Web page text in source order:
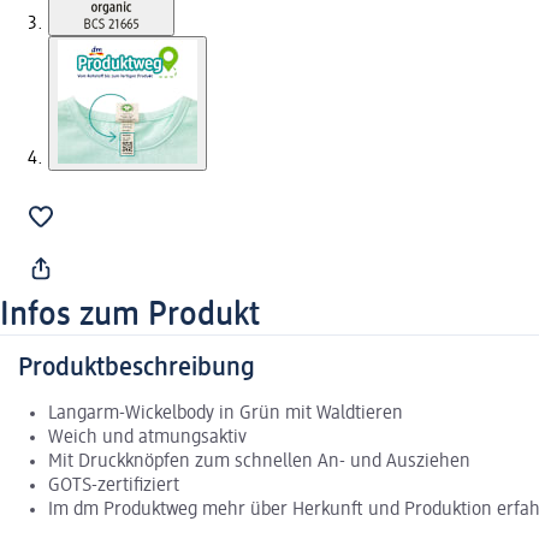
Infos zum Produkt
Produktbeschreibung
Langarm-Wickelbody in Grün mit Waldtieren
Weich und atmungsaktiv
Mit Druckknöpfen zum schnellen An- und Ausziehen
GOTS-zertifiziert
Im dm Produktweg mehr über Herkunft und Produktion